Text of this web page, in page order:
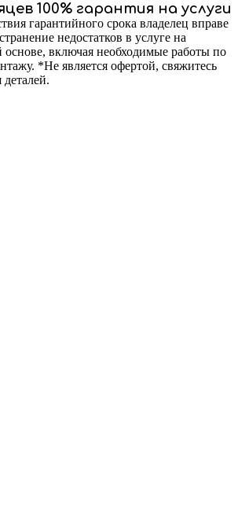
100% гарантия на услуги
гарантийного срока владелец вправе
недостатков в услуге на
основе, включая необходимые работы по
*Не является офертой, свяжитесь
деталей.